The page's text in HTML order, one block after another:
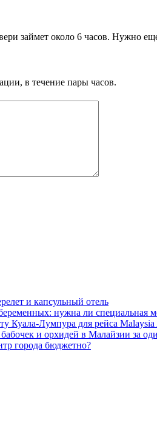
займет около 6 часов. Нужно
в течение пары часов.
и капсульный отель
нужна ли специальная
Куала-Лумпура для рейса
и орхидей в Малайзии за
города бюджетно?